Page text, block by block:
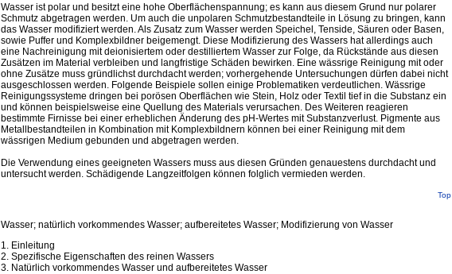
Wasser ist polar und besitzt eine hohe Oberflächenspannung; es kann aus diesem Grund nur polarer
Schmutz abgetragen werden. Um auch die unpolaren Schmutzbestandteile in Lösung zu bringen, kann
das Wasser modifiziert werden. Als Zusatz zum Wasser werden Speichel, Tenside, Säuren oder Basen,
sowie Puffer und Komplexbildner beigemengt. Diese Modifizierung des Wassers hat allerdings auch
eine Nachreinigung mit deionisiertem oder destilliertem Wasser zur Folge, da Rückstände aus diesen
Zusätzen im Material verbleiben und langfristige Schäden bewirken. Eine wässrige Reinigung mit oder
ohne Zusätze muss gründlichst durchdacht werden; vorhergehende Untersuchungen dürfen dabei nicht
ausgeschlossen werden. Folgende Beispiele sollen einige Problematiken verdeutlichen. Wässrige
Reinigungssysteme dringen bei porösen Oberflächen wie Stein, Holz oder Textil tief in die Substanz ein
und können beispielsweise eine Quellung des Materials verursachen. Des Weiteren reagieren
bestimmte Firnisse bei einer erheblichen Änderung des pH-Wertes mit Substanzverlust. Pigmente aus
Metallbestandteilen in Kombination mit Komplexbildnern können bei einer Reinigung mit dem
wässrigen Medium gebunden und abgetragen werden.
Die Verwendung eines geeigneten Wassers muss aus diesen Gründen genauestens durchdacht und
untersucht werden. Schädigende Langzeitfolgen können folglich vermieden werden.
Top
Wasser; natürlich vorkommendes Wasser; aufbereitetes Wasser; Modifizierung von Wasser
1. Einleitung
2. Spezifische Eigenschaften des reinen Wassers
3. Natürlich vorkommendes Wasser und aufbereitetes Wasser